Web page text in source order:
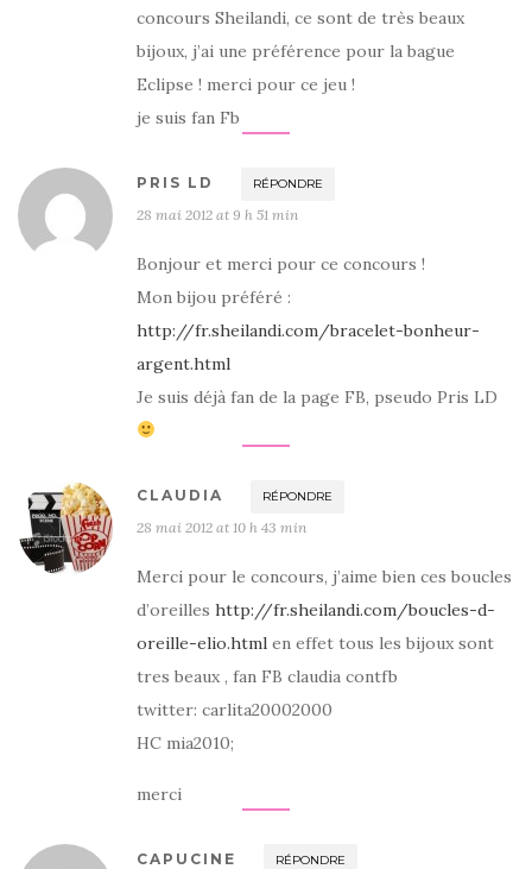
concours Sheilandi, ce sont de très beaux
bijoux, j’ai une préférence pour la bague
Eclipse ! merci pour ce jeu !
je suis fan Fb
PRIS LD RÉPONDRE
28 mai 2012 at 9 h 51 min
Bonjour et merci pour ce concours !
Mon bijou préféré :
http://fr.sheilandi.com/bracelet-bonheur-
argent.html
Je suis déjà fan de la page FB, pseudo Pris LD
CLAUDIA RÉPONDRE
28 mai 2012 at 10 h 43 min
Merci pour le concours, j’aime bien ces boucles
d’oreilles http://fr.sheilandi.com/boucles-d-
oreille-elio.html en effet tous les bijoux sont
tres beaux , fan FB claudia contfb
twitter: carlita20002000
HC mia2010;
merci
CAPUCINE RÉPONDRE